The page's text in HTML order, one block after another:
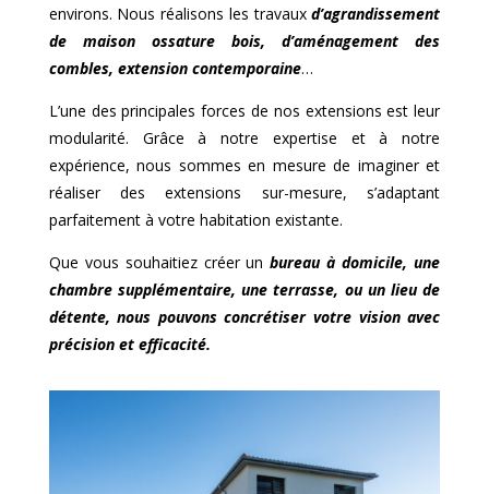
environs. Nous réalisons les travauxd’agrandissement
de maison ossature bois, d’aménagement des
combles, extension contemporaine…
L’une des principales forces de nos extensions est leur
modularité. Grâce à notre expertise et à notre
expérience, nous sommes en mesure de imaginer et
réaliser des extensions sur-mesure, s’adaptant
parfaitement à votre habitation existante.
Que vous souhaitiez créer unbureau à domicile, une
chambre supplémentaire, une terrasse, ou un lieu de
détente, nous pouvons concrétiser votre vision avec
précision et efficacité.